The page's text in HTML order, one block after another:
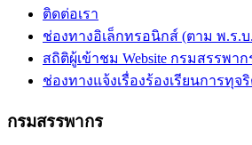
ติดต่อเรา
ช่องทางอิเล็กทรอนิกส์ (ตาม พ.ร.บ
สถิติผู้เข้าชม Website กรมสรรพาก
ช่องทางแจ้งเรื่องร้องเรียนการทุ
กรมสรรพากร